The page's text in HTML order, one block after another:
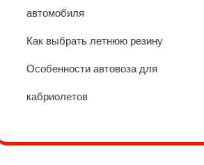
автомобиля
Как выбрать летнюю резину
Особенности автовоза для
кабриолетов